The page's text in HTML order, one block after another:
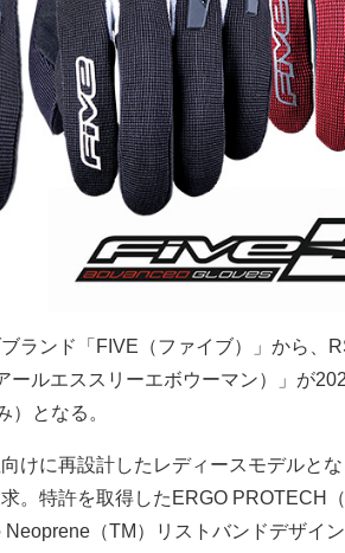
ランド「FIVE（ファイブ）」から、
ールエススリーエボウーマン）」が
となる。
けに再設計したレディースモデルと
。特許を取得したERGO PROTECH
（TM）リストバンドデザイ